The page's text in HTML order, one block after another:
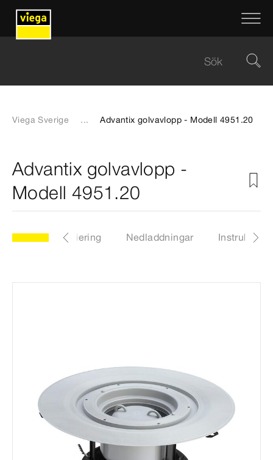
Viega Sverige ... Advantix golvavlopp - Modell 4951.20
Advantix golvavlopp -
Modell 4951.20
Certifiering Nedladdningar